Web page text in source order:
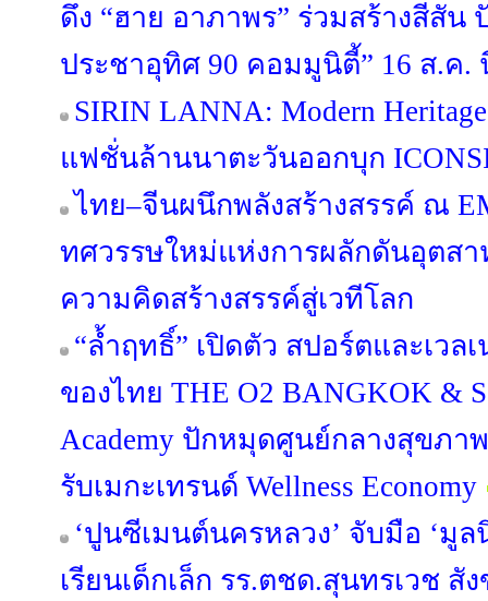
ดึง “ฮาย อาภาพร” ร่วมสร้างสีสั
ประชาอุทิศ 90 คอมมูนิตี้” 16 ส.ค.
SIRIN LANNA: Modern
แฟชั่นล้านนาตะวันออกบุก
ไทย–จีนผนึกพลังสร้างสรรค์ ณ
ทศวรรษใหม่แห่งการผลักดันอุตส
ความคิดสร้างสรรค์สู่เวทีโลก
“ล้ำฤทธิ์” เปิดตัว สปอร์ตและเวล
ของไทย THE O2 BANGKOK &
Academy ปักหมุดศูนย์กลางสุขภา
รับเมกะเทรนด์ Wellness Economy
‘ปูนซีเมนต์นครหลวง’ จับมือ ‘มู
เรียนเด็กเล็ก รร.ตชด.สุนทรเวช สั